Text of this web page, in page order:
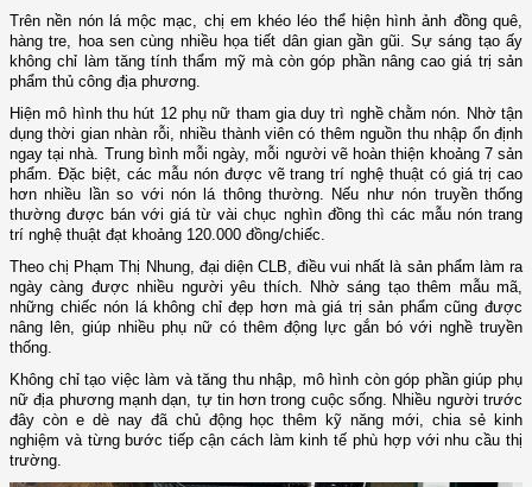
Trên nền nón lá mộc mạc, chị em khéo léo thể hiện hình ảnh đồng quê,
hàng tre, hoa sen cùng nhiều họa tiết dân gian gần gũi. Sự sáng tạo ấy
không chỉ làm tăng tính thẩm mỹ mà còn góp phần nâng cao giá trị sản
phẩm thủ công địa phương.
Hiện mô hình thu hút 12 phụ nữ tham gia duy trì nghề chằm nón. Nhờ tận
dụng thời gian nhàn rỗi, nhiều thành viên có thêm nguồn thu nhập ổn định
ngay tại nhà. Trung bình mỗi ngày, mỗi người vẽ hoàn thiện khoảng 7 sản
phẩm. Đặc biệt, các mẫu nón được vẽ trang trí nghệ thuật có giá trị cao
hơn nhiều lần so với nón lá thông thường. Nếu như nón truyền thống
thường được bán với giá từ vài chục nghìn đồng thì các mẫu nón trang
trí nghệ thuật đạt khoảng 120.000 đồng/chiếc.
Theo chị Phạm Thị Nhung, đại diện CLB, điều vui nhất là sản phẩm làm ra
ngày càng được nhiều người yêu thích. Nhờ sáng tạo thêm mẫu mã,
những chiếc nón lá không chỉ đẹp hơn mà giá trị sản phẩm cũng được
nâng lên, giúp nhiều phụ nữ có thêm động lực gắn bó với nghề truyền
thống.
Không chỉ tạo việc làm và tăng thu nhập, mô hình còn góp phần giúp phụ
nữ địa phương mạnh dạn, tự tin hơn trong cuộc sống. Nhiều người trước
đây còn e dè nay đã chủ động học thêm kỹ năng mới, chia sẻ kinh
nghiệm và từng bước tiếp cận cách làm kinh tế phù hợp với nhu cầu thị
trường.